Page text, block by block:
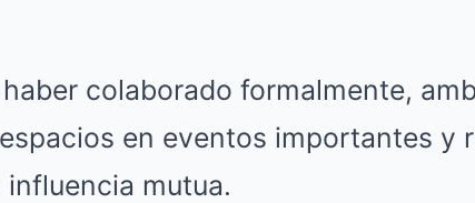
colaborado formalmente,
en eventos importantes y
mutua.